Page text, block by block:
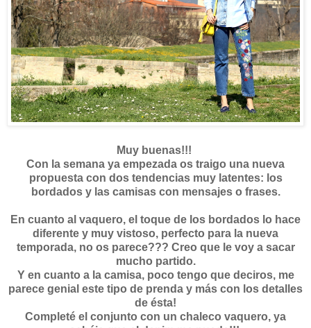
Muy buenas!!!
Con la semana ya empezada os traigo una nueva
propuesta con dos tendencias muy latentes: los
bordados y las camisas con mensajes o frases.
En cuanto al vaquero, el toque de los bordados lo hace
diferente y muy vistoso, perfecto para la nueva
temporada, no os parece??? Creo que le voy a sacar
mucho partido.
Y en cuanto a la camisa, poco tengo que deciros, me
parece genial este tipo de prenda y más con los detalles
de ésta!
Completé el conjunto con un chaleco vaquero, ya